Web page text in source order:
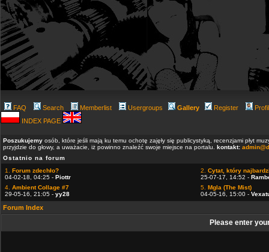
FAQ Search Memberlist Usergroups Gallery Register
INDEX PAGE
Poszukujemy osób, które jeśli mają ku temu ochotę zajęły się publicystyką, recenzjami płyt
przyjdzie do głowy, a uważacie, iż powinno znaleźć swoje miejsce na portalu. kontakt:
Ostatnio na forum
1. Forum zdechło?
04-02-18, 04:25 - Piottr
2. Cytat, który
25-07-17, 14:52 -
4. Ambient Collage #7
29-05-16, 21:05 - yy28
5. Mgla (The Mist)
04-05-16, 15:00 -
Forum Index
Please enter